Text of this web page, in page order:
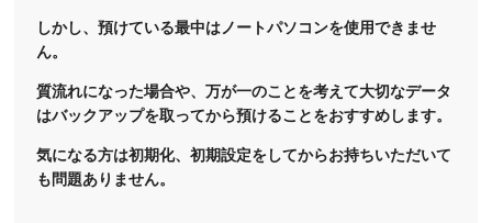
しかし、預けている最中はノートパソコンを使用できませ
ん。
質流れになった場合や、万が一のことを考えて大切なデータ
はバックアップを取ってから預けることをおすすめします。
気になる方は初期化、初期設定をしてからお持ちいただいて
も問題ありません。